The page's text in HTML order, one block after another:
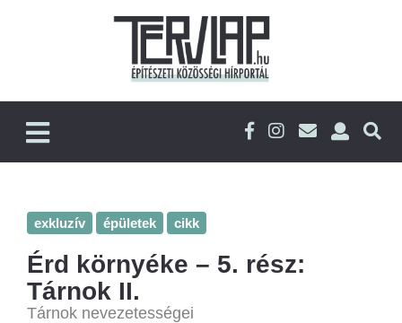
exkluzív épületek cikk
Érd környéke – 5. rész:
Tárnok II.
Tárnok nevezetességei